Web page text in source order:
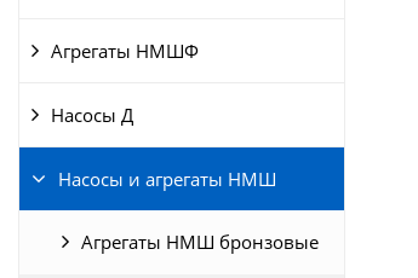
Агрегаты НМШФ
Насосы Д
Насосы и агрегаты НМШ
Агрегаты НМШ бронзовые